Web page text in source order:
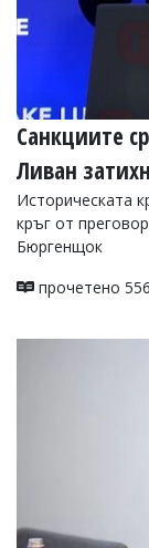
Санкциите
Ливан
Историческата
кръг от
Бюргенщок
прочетено